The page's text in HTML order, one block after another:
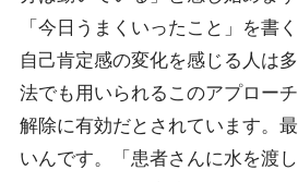
「今日うまくいったこと」を書
自己肯定感の変化を感じる人は
法でも用いられるこのアプロー
解除に有効だとされています。
いんです。「患者さんに水を渡